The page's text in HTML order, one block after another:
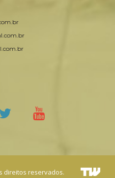
direitos reservados.